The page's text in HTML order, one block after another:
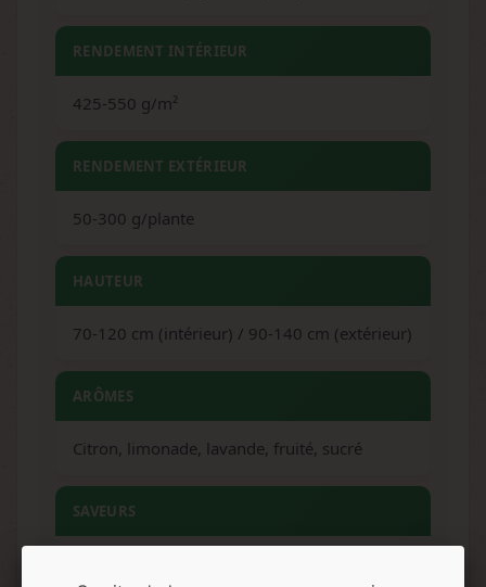
RENDEMENT INTÉRIEUR
425-550 g/m²
RENDEMENT EXTÉRIEUR
50-300 g/plante
HAUTEUR
70-120 cm (intérieur) / 90-140 cm (extérieur)
ARÔMES
Citron, limonade, lavande, fruité, sucré
SAVEURS